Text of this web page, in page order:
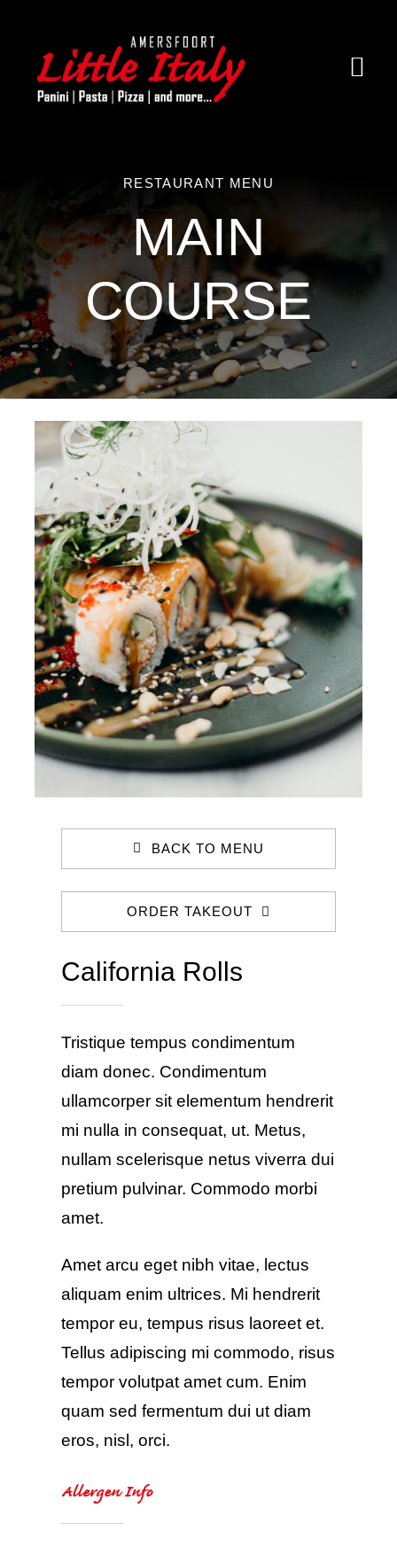
inhoud
Menukaart
Contact
RESTAURANT MENU
MAIN
COURSE
BACK TO MENU
ORDER TAKEOUT
California Rolls
Tristique tempus condimentum
diam donec. Condimentum
ullamcorper sit elementum hendrerit
mi nulla in consequat, ut. Metus,
nullam scelerisque netus viverra dui
pretium pulvinar. Commodo morbi
amet.
Amet arcu eget nibh vitae, lectus
aliquam enim ultrices. Mi hendrerit
tempor eu, tempus risus laoreet et.
Tellus adipiscing mi commodo, risus
tempor volutpat amet cum. Enim
quam sed fermentum dui ut diam
eros, nisl, orci.
Allergen Info